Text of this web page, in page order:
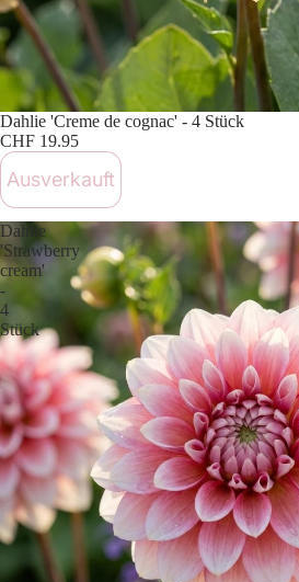
Ausverkauft
Dahlie 'Creme de cognac' - 4 Stück
CHF 19.95
Ausverkauft
Dahlie
'Strawberry
cream'
-
4
Stück